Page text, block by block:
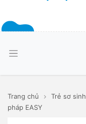
Trang chủ Trẻ sơ sinh
pháp EASY